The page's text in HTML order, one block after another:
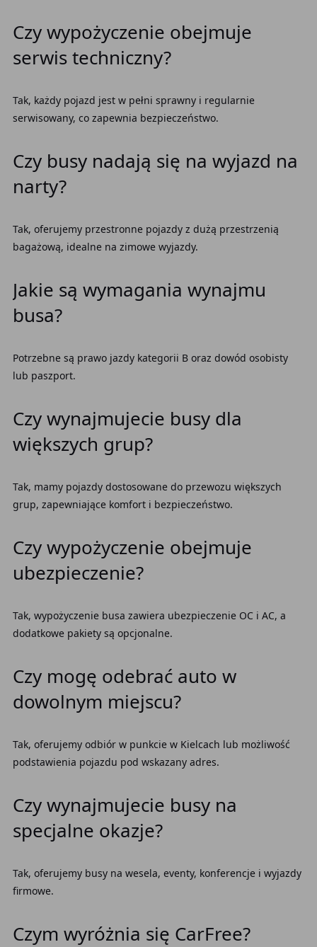
Czy wypożyczenie obejmuje
serwis techniczny?
Tak, każdy pojazd jest w pełni sprawny i regularnie
serwisowany, co zapewnia bezpieczeństwo.
Czy busy nadają się na wyjazd na
narty?
Tak, oferujemy przestronne pojazdy z dużą przestrzenią
bagażową, idealne na zimowe wyjazdy.
Jakie są wymagania wynajmu
busa?
Potrzebne są prawo jazdy kategorii B oraz dowód osobisty
lub paszport.
Czy wynajmujecie busy dla
większych grup?
Tak, mamy pojazdy dostosowane do przewozu większych
grup, zapewniające komfort i bezpieczeństwo.
Czy wypożyczenie obejmuje
ubezpieczenie?
Tak, wypożyczenie busa zawiera ubezpieczenie OC i AC, a
dodatkowe pakiety są opcjonalne.
Czy mogę odebrać auto w
dowolnym miejscu?
Tak, oferujemy odbiór w punkcie w Kielcach lub możliwość
podstawienia pojazdu pod wskazany adres.
Czy wynajmujecie busy na
specjalne okazje?
Tak, oferujemy busy na wesela, eventy, konferencje i wyjazdy
firmowe.
Czym wyróżnia się CarFree?